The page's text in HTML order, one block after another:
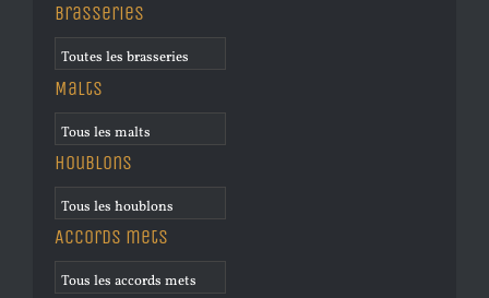
Brasseries
Malts
Houblons
Accords mets